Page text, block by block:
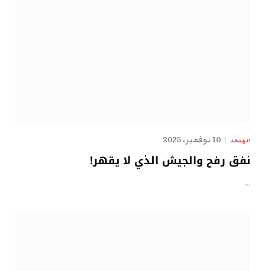
الهدهد 10 نوفمبر، 2025
نفق رفح والجيش الذي لا يقهر!
…